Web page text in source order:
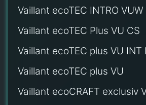
Vaillant ecoTEC INTRO VUW
Vaillant ecoTEC Plus VU CS
Vaillant ecoTEC plus VU INT
Vaillant ecoTEC plus VU
Vaillant ecoCRAFT exclusiv